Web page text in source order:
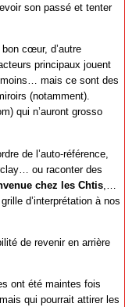
son passé et tenter
cœur, d’autre
principaux jouent
moins… mais ce sont des
(notamment).
qui n’auront grosso
de l’auto-référence,
ou raconter des
chez les Chtis
d’interprétation à nos
de revenir en arrière
ont été maintes fois
qui pourrait attirer les